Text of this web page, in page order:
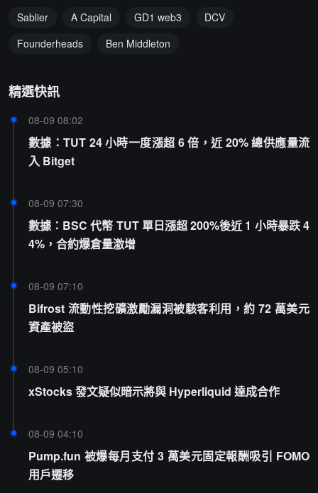
Sablier A Capital GD1 web3
DCV
Founderheads
Ben Middleton
精選快訊
08-09 08:02
數據：TUT 24 小時一度漲超 6 倍，近 20% 總供應量流
入 Bitget
08-09 07:30
數據：BSC 代幣 TUT 單日漲超 200%後近 1 小時暴跌 4
4%，合約爆倉量激增
08-09 07:10
Bifrost 流動性挖礦激勵漏洞被駭客利用，約 72 萬美元
資產被盜
08-09 05:10
xStocks 發文疑似暗示將與 Hyperliquid 達成合作
08-09 04:10
Pump.fun 被爆每月支付 3 萬美元固定報酬吸引 FOMO
用戶遷移